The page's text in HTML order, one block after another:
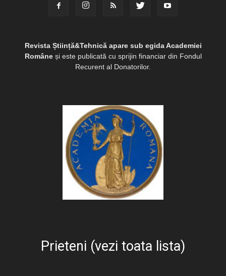
Revista Știință&Tehnică apare sub egida Academiei
Româneși este publicată cu sprijin financiar din Fondul
Recurent al Donatorilor.
Prieteni (vezi toata lista)